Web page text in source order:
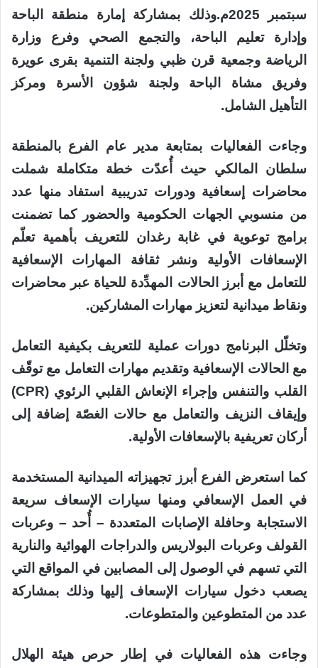
سبتمبر 2025م.وذلك بمشاركة إمارة منطقة الباحة
وإدارة تعليم الباحة، والتجمع الصحي وفرع وزارة
الرياضة وجمعية قرن ظبي ولجنة التنمية بقرى عويرة
وفريق مشاة الباحة ولجنة شؤون الأسرة ومركز
التأهيل الشامل.
وجاءت الفعاليات بمتابعة مدير عام الفرع بالمنطقة
سلطان المالكي حيث أُعدّت خطة متكاملة شملت
محاضرات إسعافية ودورات تدريبية استفاد منها عدد
من منسوبي الجهات الحكومية والحضور كما تضمنت
برامج توعوية في غابة رغدان للتعريف بأهمية تعلّم
الإسعافات الأولية ونشر ثقافة المهارات الإسعافية
للتعامل مع أبرز الحالات المهدِّدة للحياة عبر محاضرات
ونقاط ميدانية لتعزيز مهارات المشاركين.
وتخلّل البرنامج دورات عملية للتعريف بكيفية التعامل
مع الحالات الإسعافية وتقديم مهارات التعامل مع توقّف
القلب والتنفس وإجراء الإنعاش القلبي الرئوي (CPR)
وإيقاف النزيف والتعامل مع حالات الغصّة إضافة إلى
أركان تعريفية بالإسعافات الأولية.
كما استعرض الفرع أبرز تجهيزاته الميدانية المستخدمة
في العمل الإسعافي ومنها سيارات الإسعاف سريعة
الاستجابة وحافلة الإصابات المتعددة – أُحد – وعربات
القولف وعربات البولاريس والدراجات الهوائية والنارية
التي تسهم في الوصول إلى المصابين في المواقع التي
يصعب دخول سيارات الإسعاف إليها وذلك بمشاركة
عدد من المتطوعين والمتطوعات.
وجاءت هذه الفعاليات في إطار حرص هيئة الهلال